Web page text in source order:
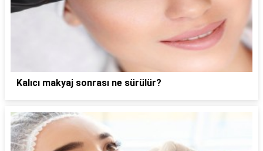
Kalıcı makyaj sonrası ne sürülür?